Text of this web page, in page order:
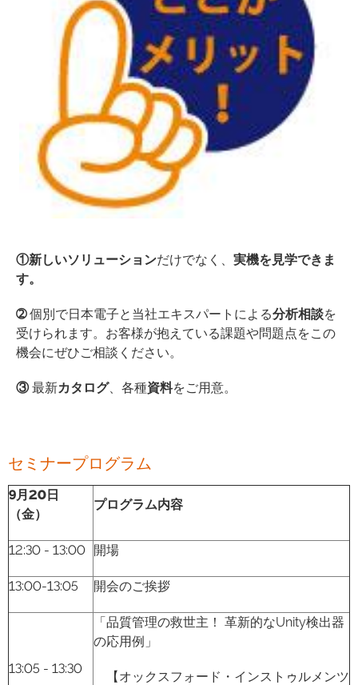
①新しいソリューションだけでなく、 実機を見学できま
す。
➁個別で日本電子と当社エキスパートによる分析相談を
受けられます。お客様が抱えている課題や問題点をこの
機会にぜひご相談ください。
③最新カタログ、各種資料をご用意。
セミナープログラム
9月20日
（金）
プログラム内容
12:30 - 13:00 開場
13:00-13:05 開会のご挨拶
13:05 - 13:30
「品質管理の救世主！ 革新的なUnity検出器
の応用例」
【オックスフォード・インストゥルメンツ